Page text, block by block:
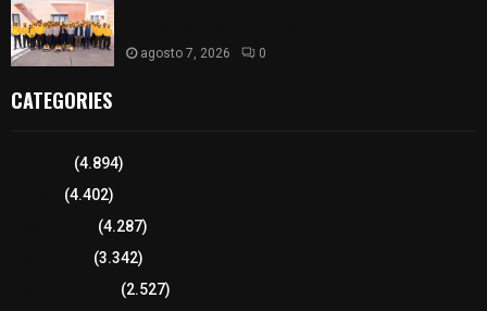
agosto 7, 2026 0
CATEGORIES
(4.894)
(4.402)
(4.287)
(3.342)
(2.527)